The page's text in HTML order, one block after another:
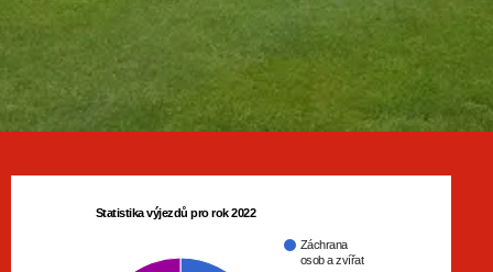
Statistika výjezdů pro rok 2022
Záchrana
osob a zvířat